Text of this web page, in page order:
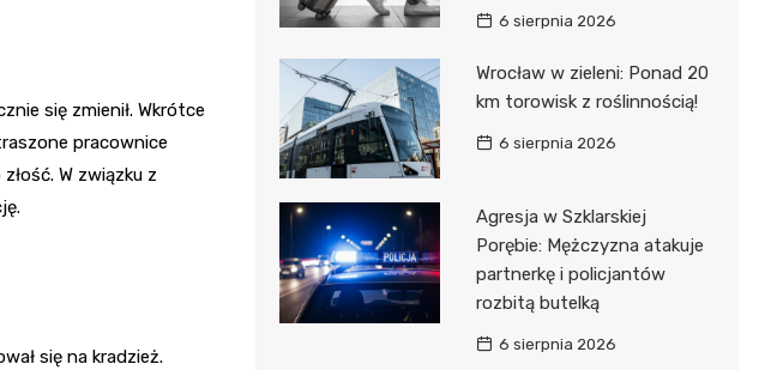
się zmienił. Wkrótce
pracownice
W związku z
się na kradzież.
6 sierpnia 2026
Wrocław w zieleni: Ponad 20
km torowisk z roślinnością!
6 sierpnia 2026
Agresja w Szklarskiej
Porębie: Mężczyzna atakuje
partnerkę i policjantów
rozbitą butelką
6 sierpnia 2026